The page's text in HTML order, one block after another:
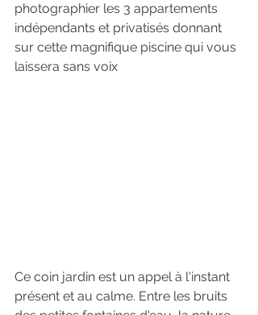
photographier les 3 appartements
indépendants et privatisés donnant
sur cette magnifique piscine qui vous
laissera sans voix
Ce coin jardin est un appel à l'instant
présent et au calme. Entre les bruits